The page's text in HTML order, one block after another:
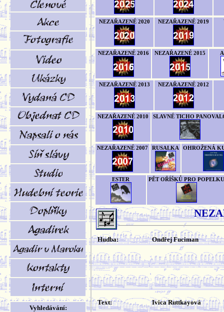
Vyhledávání:
NEZAŘAZENÉ 2020 NEZAŘAZENÉ 2019
NEZAŘAZENÉ 2016 NEZAŘAZENÉ 2015
NEZAŘAZENÉ 2013 NEZAŘAZENÉ 2012
NEZAŘAZENÉ 2010 SLAVNÉ TICHO
NEZAŘAZENÉ 2007 RUSALKA OHROŽENÁ
ESTER PĚT OŘÍŠKŮ PRO POPELKU
Hudba: Ondřej Fuciman
Text: Ivica Ruttkayová